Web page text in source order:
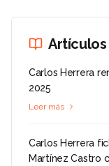
Carlos Herrera
2025
Leer más
Carlos Herrera
Martínez Castro